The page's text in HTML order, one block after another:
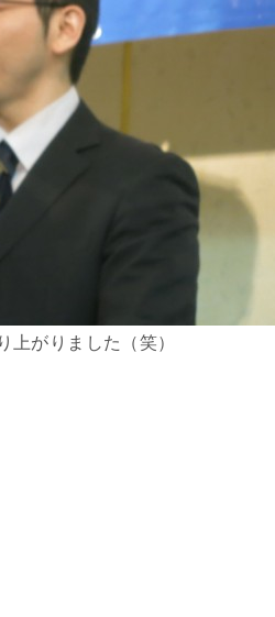
上がりました（笑）